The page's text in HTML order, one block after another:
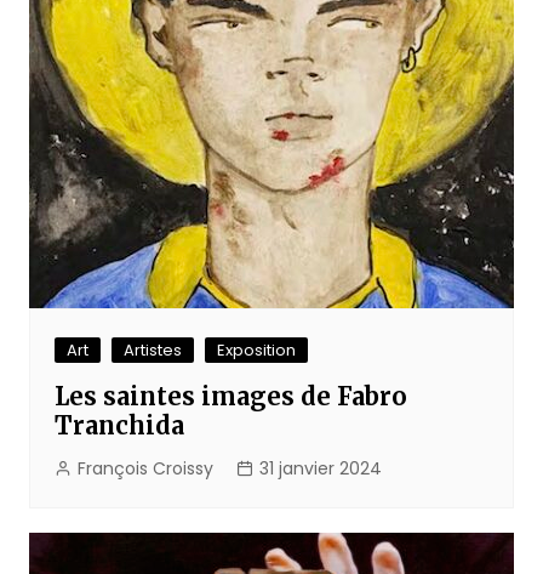
Art Artistes Exposition
Les saintes images de Fabro
Tranchida
François Croissy 31 janvier 2024